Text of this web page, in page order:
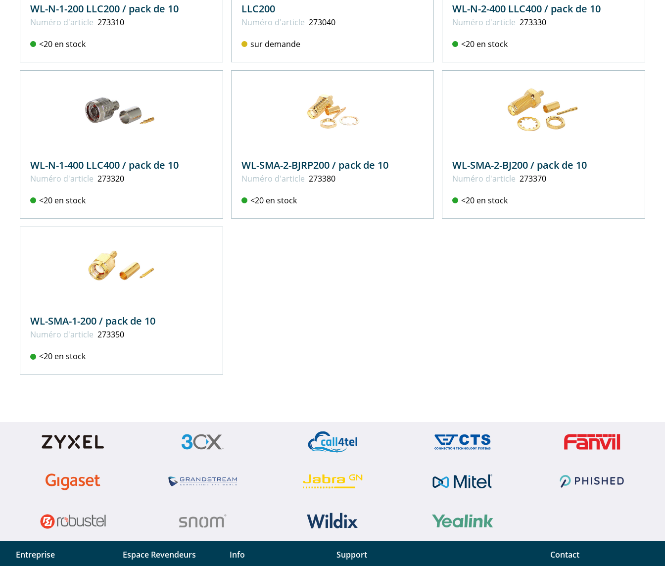
WL-N-1-200 LLC200 / pack de 10
Numéro d'article 273310
<20 en stock
LLC200
Numéro d'article 273040
sur demande
WL-N-2-400 LLC400 / pack de 10
Numéro d'article 273330
<20 en stock
WL-N-1-400 LLC400 / pack de 10
Numéro d'article 273320
<20 en stock
WL-SMA-2-BJRP200 / pack de 10
Numéro d'article 273380
<20 en stock
WL-SMA-2-BJ200 / pack de 10
Numéro d'article 273370
<20 en stock
WL-SMA-1-200 / pack de 10
Numéro d'article 273350
<20 en stock
Entreprise Espace Revendeurs Info Support Contact